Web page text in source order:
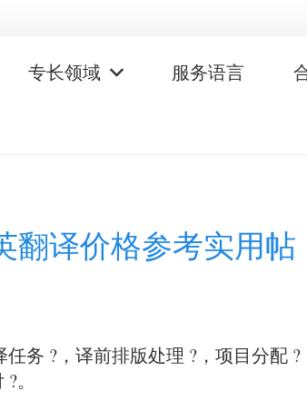
专长领域 服务语言
翻译价格参考实用帖
务 ?，译前排版处理 ?，项目分配
。